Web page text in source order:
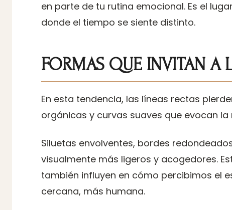
en parte de tu rutina emocional. Es el
donde el tiempo se siente distinto.
FORMAS QUE INVITAN A
En esta tendencia, las líneas rectas
orgánicas y curvas suaves que evocan la
Siluetas envolventes, bordes
visualmente más ligeros y acogedores.
también influyen en cómo percibimos el
cercana, más humana.